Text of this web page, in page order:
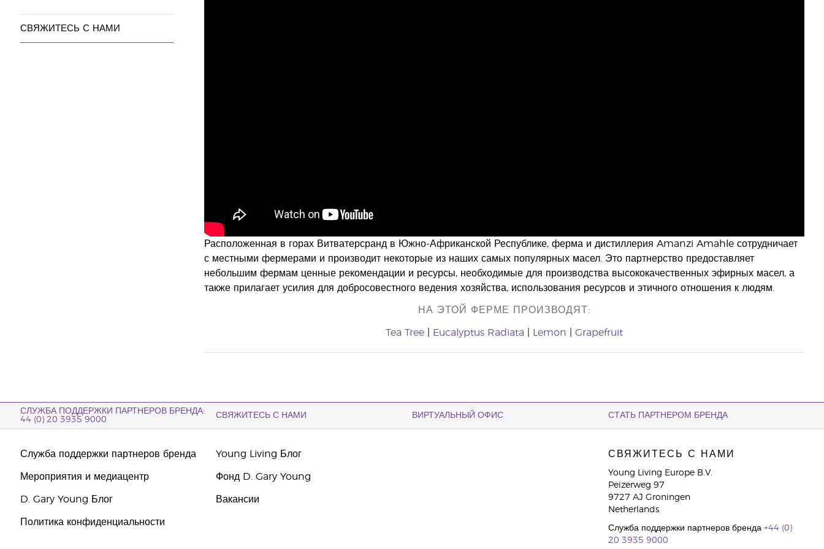
СВЯЖИТЕСЬ С НАМИ
Расположенная в горах Витватерсранд в Южно-Африканской Республике, ферма и дистиллерия Amanzi Amahle сотрудничает
с местными фермерами и производит некоторые из наших самых популярных масел. Это партнерство предоставляет
небольшим фермам ценные рекомендации и ресурсы, необходимые для производства высококачественных эфирных масел, а
также прилагает усилия для добросовестного ведения хозяйства, использования ресурсов и этичного отношения к людям.
НА ЭТОЙ ФЕРМЕ ПРОИЗВОДЯТ:
Tea Tree Eucalyptus Radiata Lemon Grapefruit
СЛУЖБА ПОДДЕРЖКИ ПАРТНЕРОВ БРЕНДА:
44 (0) 20 3935 9000
СВЯЖИТЕСЬ С НАМИ ВИРТУАЛЬНЫЙ ОФИС СТАТЬ ПАРТНЕРОМ БРЕНДА
Служба поддержки партнеров бренда
Мероприятия и медиацентр
D. Gary Young Блог
Политика конфиденциальности
Young Living Блог
Фонд D. Gary Young
Вакансии
СВЯЖИТЕСЬ С НАМИ
Young Living Europe B.V.
Peizerweg 97
9727 AJ Groningen
Netherlands
Служба поддержки партнеров бренда +44 (0)
20 3935 9000